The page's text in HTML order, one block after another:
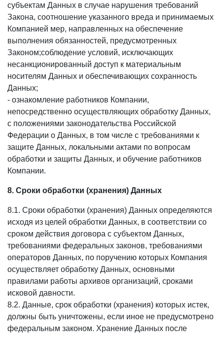
субъектам Данных в случае нарушения требований
Закона, соотношение указанного вреда и принимаемых
Компанией мер, направленных на обеспечение
выполнения обязанностей, предусмотренных
Законом;соблюдение условий, исключающих
несанкционированный доступ к материальным
носителям Данных и обеспечивающих сохранность
Данных;
- ознакомление работников Компании,
непосредственно осуществляющих обработку Данных,
с положениями законодательства Российской
Федерации о Данных, в том числе с требованиями к
защите Данных, локальными актами по вопросам
обработки и защиты Данных, и обучение работников
Компании.
8. Сроки обработки (хранения) Данных
8.1. Сроки обработки (хранения) Данных определяются
исходя из целей обработки Данных, в соответствии со
сроком действия договора с субъектом Данных,
требованиями федеральных законов, требованиями
операторов Данных, по поручению которых Компания
осуществляет обработку Данных, основными
правилами работы архивов организаций, сроками
исковой давности.
8.2. Данные, срок обработки (хранения) которых истек,
должны быть уничтожены, если иное не предусмотрено
федеральным законом. Хранение Данных после